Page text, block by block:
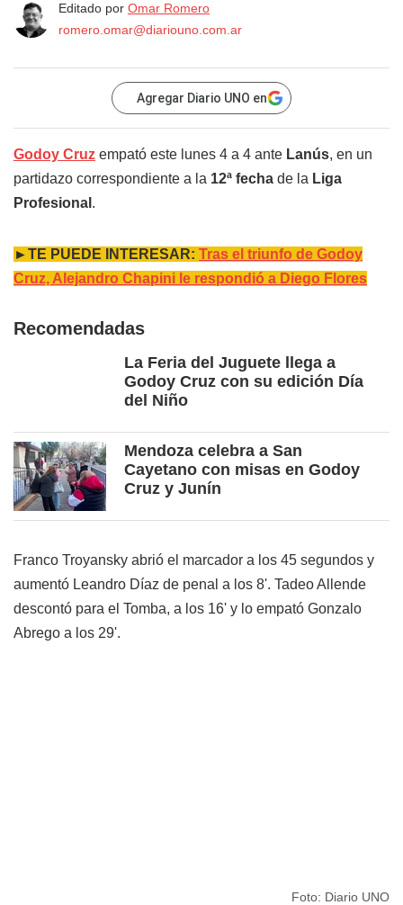
Editado por Omar Romero
romero.omar@diariouno.com.ar
Agregar Diario UNO en
Godoy Cruz empató este lunes 4 a 4 ante Lanús, en un
partidazo correspondiente a la 12ª fecha de la Liga
Profesional .
►TE PUEDE INTERESAR: Tras el triunfo de Godoy
Cruz, Alejandro Chapini le respondió a Diego Flores
Recomendadas
La Feria del Juguete llega a
Godoy Cruz con su edición Día
del Niño
Mendoza celebra a San
Cayetano con misas en Godoy
Cruz y Junín
Franco Troyansky abrió el marcador a los 45 segundos y
aumentó Leandro Díaz de penal a los 8'. Tadeo Allende
descontó para el Tomba, a los 16' y lo empató Gonzalo
Abrego a los 29'.
Foto: Diario UNO